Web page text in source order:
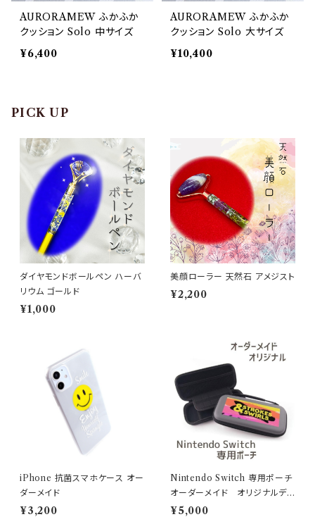
AURORAMEW ふかふか
クッション Solo 中サイズ
¥6,400
AURORAMEW ふかふか
クッション Solo 大サイズ
¥10,400
PICK UP
ダイヤモンドボールペン ハーバ
リウム ゴールド
¥1,000
美顔ローラー 天然石 アメジスト
¥2,200
iPhone 抗菌スマホケース オー
ダーメイド
¥3,200
Nintendo Switch 専用ポーチ
オーダーメイド オリジナルデ
ザイン
¥5,000